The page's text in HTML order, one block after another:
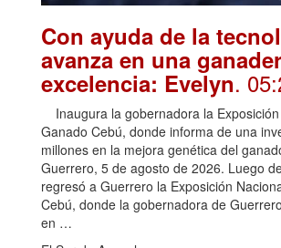
Con ayuda de la
avanza en una
excelencia: Evelyn.
Inaugura la gobernadora la
Ganado Cebú, donde informa de una
millones en la mejora genética del
Guerrero, 5 de agosto de 2026. Luego
regresó a Guerrero la Exposición
Cebú, donde la gobernadora de
en …